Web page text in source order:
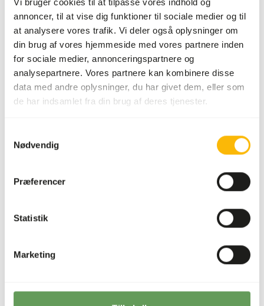
annoncer, til at vise dig funktioner til sociale medier og til
at analysere vores trafik. Vi deler også oplysninger om
din brug af vores hjemmeside med vores partnere inden
for sociale medier, annonceringspartnere og
analysepartnere. Vores partnere kan kombinere disse
data med andre oplysninger, du har givet dem, eller som
de har indsamlet fra din brug af deres tjenester.
Nødvendig
Præferencer
Statistik
Marketing
fårekylling), 20% banan,
15% daddel,
valleproteinisolat,
micellært kasein,
ærteprotein, brune ris,
kokosnød, hørfrø,
monocalciumphosphat,...
Ernæringsråd
Bland 1 del pulver med 2 dele vand (efter volumen).
Blandingen kan virke vandet i starten, men vil tykne efter
flere minutter. Konsistensen skal ligne ketchup. Forholdet
kan nemt justeres for at opnå den ønskede konsistens.
fodre dem 2-3 aftener om ugen. Uspist foder bør fjernes
inden for 24 timer. Opbevares køligt og tørt efter åbning.
dage.